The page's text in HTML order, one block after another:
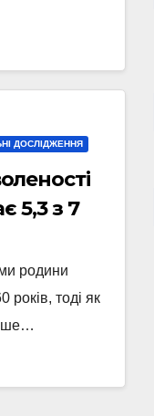
ДОСЛІДЖЕННЯ
5,3 з 7
родини
років, тоді як